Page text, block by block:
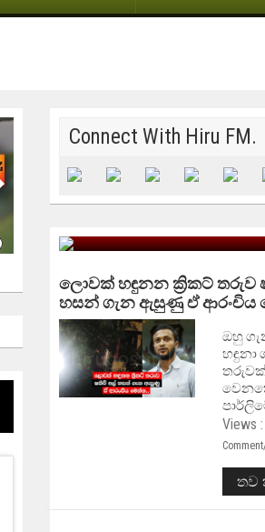
Connect With Hiru FM.
ලොවක් හඳුනන ක්‍රිකට් තරුව
හසන් ගැන ඇසුණු ඒ ආරංචිය
ඔහු
හඳුනා
තරුවක්
Views
තව